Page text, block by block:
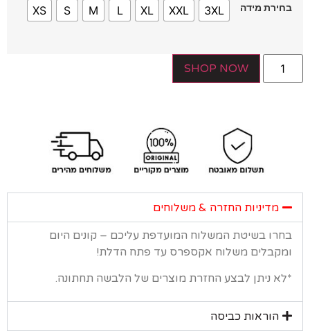
מידה 3XL
XXL
XL
L
M
S
XS
SHOP NOW
מדיניות החזרה & משלוחים
בשיטת המשלוח המועדפת עליכם – קונים היום
משלוח אקספרס עד פתח הדלת!
ניתן לבצע החזרת מוצרים של הלבשה תחתונה.
הוראות כביסה